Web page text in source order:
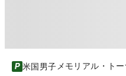
米国男子 メモリアル・ト